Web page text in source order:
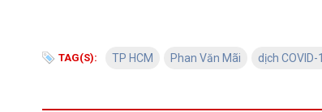
TAG(S): TP HCM Phan Văn Mãi dịch COVID-